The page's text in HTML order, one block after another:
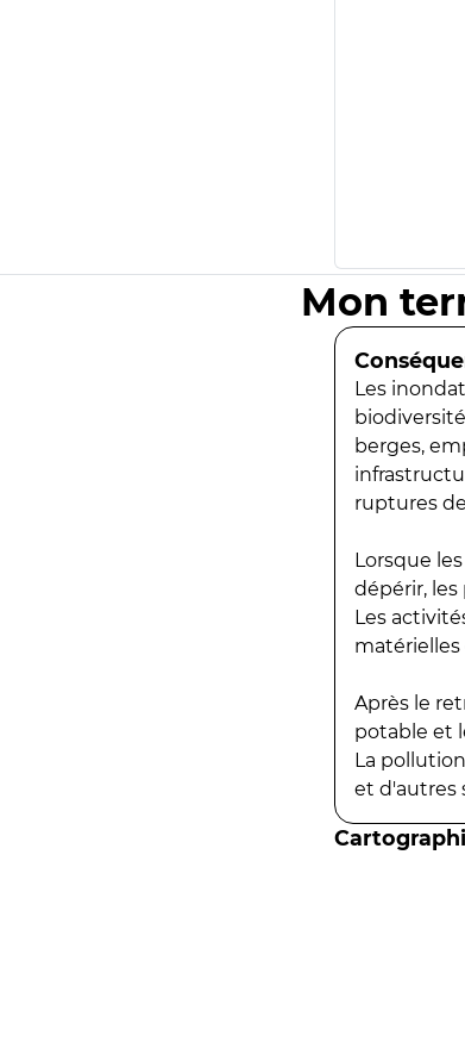
Mon
Les
berges,
ruptures
Lorsque
dépérir,
Les
matérielles
Après le
potable et
La
et d'autres